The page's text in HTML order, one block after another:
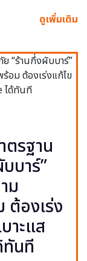
ดูเพิ่มเติม
ตรฐาน
บาร์”
ม
ต้องเร่ง
าะแส
นที